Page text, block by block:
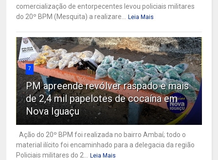
comercialização de entorpecentes levou policiais militares
do 20º BPM (Mesquita) a realizare... Leia Mais
7
PM apreende revólver raspado e mais
de 2,4 mil papelotes de cocaína em
Nova Iguaçu
Ação do 20º BPM foi realizada no bairro Ambaí; todo o
material ilícito foi encaminhado para a delegacia da região
Policiais militares do 2... Leia Mais